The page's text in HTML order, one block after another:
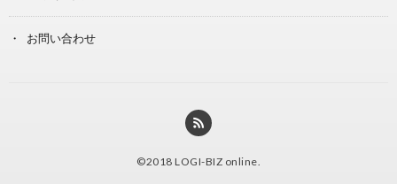
お問い合わせ
©2018 LOGI-BIZ online.